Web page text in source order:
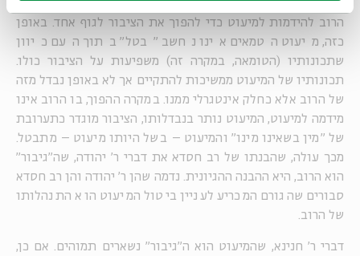
בטומאה,כדי לשמור על שלמותו. כלומר, ר' יהודה דורש מקבוצת
הרוב להידמות למיעוט כדי להפוך את הציבור לגוף אחד. באופן
כזה, מיעוט הטמאים אינו נחשב "בטל" בתוך העם כיוון
שתכונותיו (הטומאה, במקרה זה) משפיעות על הציבור כולו.
תכונותיו של המיעוט ממשיכות להתקיים אך לא באופן נבדל מזה
של הרוב אלא כחלק אינטגרלי ממנו. במקרה ההפוך, בו הרוב אינו
מידמה למיעוט, המיעוט נותר בנבדלותו, הציבור מוגדר כתערובת
של "מין בשאינו מינו" והמיעוט – בשל היותו מיעוט – מתבטל.
מכך עולה, שהבנתו של רב חסדא את דברי ר' יהודה, שה"גיבור"
הוא הרוב, היא ההבנה ההגיונית. נדמה שהן ר' יהודה והן רב חסדא
סבורים שהגורם המכריע לעניין ביטול המיעוט הוא התנהלותו
של הרוב.
דברי ר' חנינא, שהמיעוט הוא ה"גיבור" נשארים תמוהים. אם כן,